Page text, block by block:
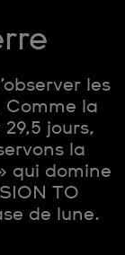
les
Comme la
jours,
la
qui domine
TO
de lune.